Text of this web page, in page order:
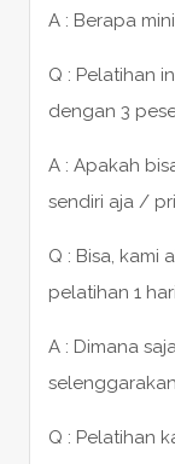
A : Berapa
Q : Pelatihan
dengan 3
A : Apakah
sendiri aja /
Q : Bisa, kami
pelatihan 1
A : Dimana
Q : Pelatihan